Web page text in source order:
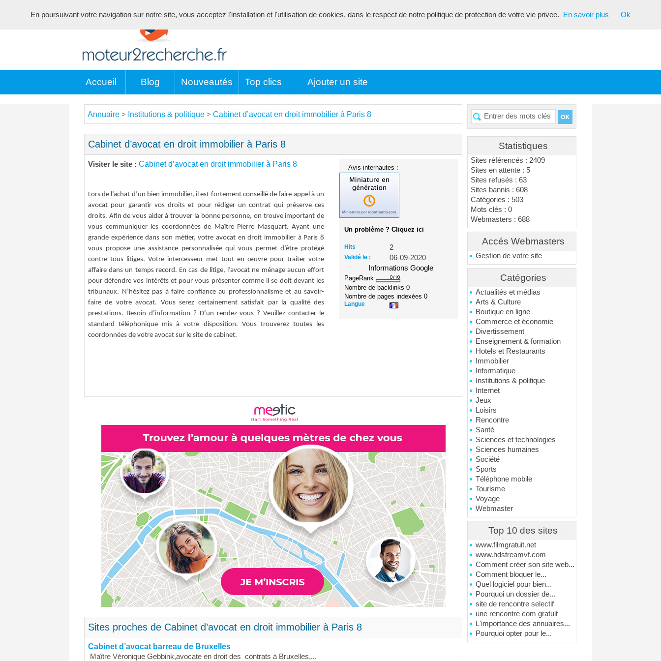
Accueil Blog Nouveautés Top clics Ajouter un site
Statistiques
Sites référencés : 2409
Sites en attente : 5
Sites refusés : 63
Sites bannis : 608
Catégories : 503
Mots clés : 0
Webmasters : 688
Accés Webmasters
Gestion de votre site
Catégories
Actualités et médias
Arts & Culture
Boutique en ligne
Commerce et économie
Divertissement
Enseignement & formation
Hotels et Restaurants
Immobilier
Informatique
Institutions & politique
Internet
Jeux
Loisirs
Rencontre
Santé
Sciences et technologies
Sciences humaines
Société
Sports
Téléphone mobile
Tourisme
Voyage
Webmaster
Top 10 des sites
www.filmgratuit.net
www.hdstreamvf.com
Comment créer son site web...
Comment bloquer le...
Quel logiciel pour bien...
Pourquoi un dossier de...
site de rencontre selectif
une rencontre com gratuit
L'importance des annuaires...
Pourquoi opter pour le...
Annuaire > Institutions & politique > Cabinet d’avocat en droit immobilier à Paris 8
Cabinet d’avocat en droit immobilier à Paris 8
Visiter le site : Cabinet d’avocat en droit immobilier à Paris 8
Lors de l’achat d’un bien immobilier, il est fortement conseillé de faire appel à un
avocat pour garantir vos droits et pour rédiger un contrat qui préserve ces
droits. Afin de vous aider à trouver la bonne personne, on trouve important de
vous communiquer les coordonnées de Maître Pierre Masquart. Ayant une
grande expérience dans son métier, votre avocat en droit immobilier à Paris 8
vous propose une assistance personnalisée qui vous permet d’être protégé
contre tous litiges. Votre intercesseur met tout en œuvre pour traiter votre
affaire dans un temps record. En cas de litige, l’avocat ne ménage aucun effort
pour défendre vos intérêts et pour vous présenter comme il se doit devant les
tribunaux. N’hésitez pas à faire confiance au professionnalisme et au savoir-
faire de votre avocat. Vous serez certainement satisfait par la qualité des
prestations. Besoin d’information ? D’un rendez-vous ? Veuillez contacter le
standard téléphonique mis à votre disposition. Vous trouverez toutes les
coordonnées de votre avocat sur le site de cabinet.
Avis internautes :
Un problème ? Cliquez ici
Hits 2
Validé le :
06-09-2020
Informations Google
PageRank
Nombre de backlinks0
Nombre de pages indexées0
Langue
Sites proches de Cabinet d’avocat en droit immobilier à Paris 8
Cabinet d’avocat barreau de Bruxelles
Maître Véronique Gebbink,avocate en droit des contrats à Bruxelles,...
En poursuivant votre navigation sur notre site, vous acceptez l'installation et l'utilisation de cookies, dans le respect de notre politique de protection de votre vie privee. En savoir plus Ok